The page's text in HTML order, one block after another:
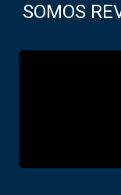
SOMOS